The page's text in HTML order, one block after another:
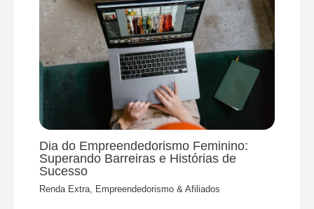
Dia do Empreendedorismo Feminino:
Superando Barreiras e Histórias de
Sucesso
Renda Extra, Empreendedorismo & Afiliados